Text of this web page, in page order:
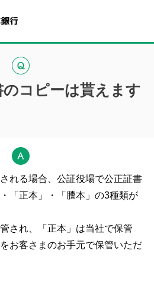
コピーは貰えます
れる場合、公証役場で公正証書
「正本」・「謄本」の3種類が
され、「正本」は当社で保管
お客さまのお手元で保管いただ